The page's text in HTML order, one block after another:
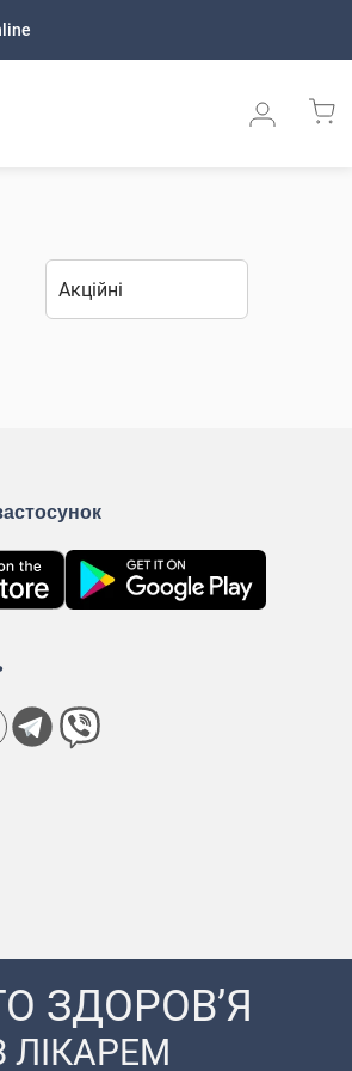
ЗДОРОВ’Я